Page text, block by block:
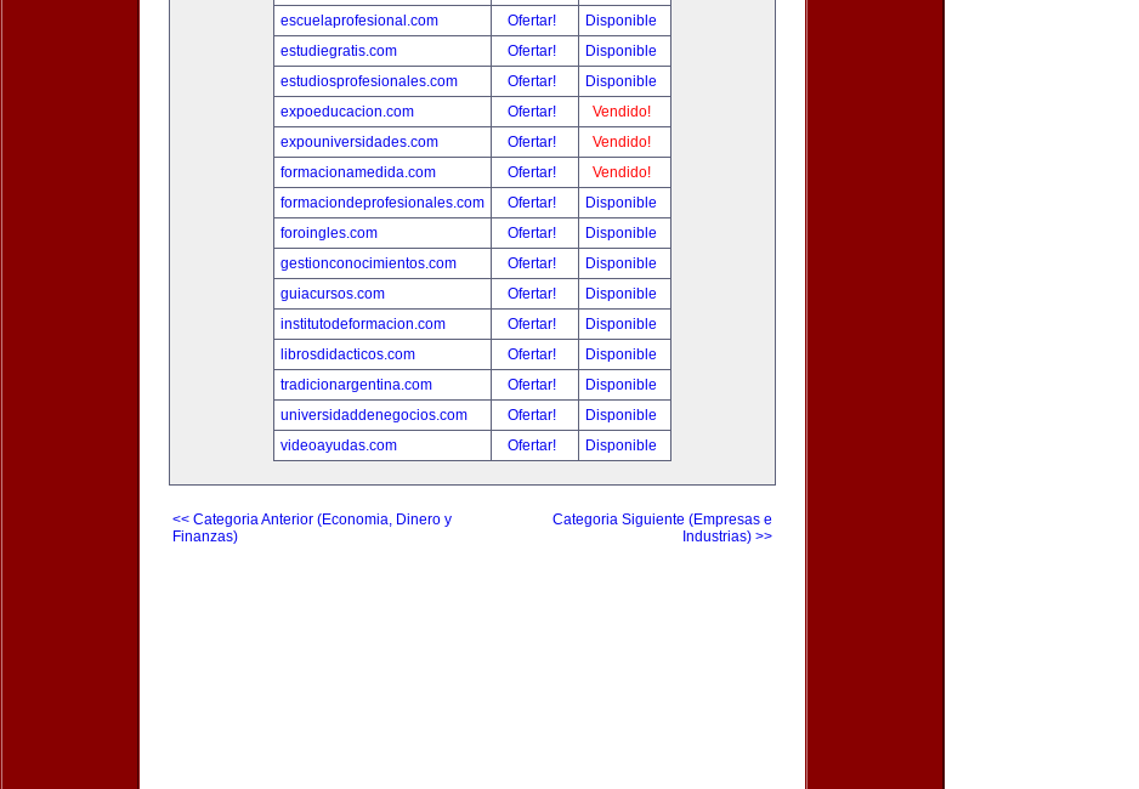
escuelaprofesional.com
Ofertar!
Disponible
estudiegratis.com
Ofertar!
Disponible
estudiosprofesionales.com
Ofertar!
Disponible
expoeducacion.com
Ofertar!
Vendido!
expouniversidades.com
Ofertar!
Vendido!
formacionamedida.com
Ofertar!
Vendido!
formaciondeprofesionales.com
Ofertar!
Disponible
foroingles.com
Ofertar!
Disponible
gestionconocimientos.com
Ofertar!
Disponible
guiacursos.com
Ofertar!
Disponible
institutodeformacion.com
Ofertar!
Disponible
librosdidacticos.com
Ofertar!
Disponible
tradicionargentina.com
Ofertar!
Disponible
universidaddenegocios.com
Ofertar!
Disponible
videoayudas.com
Ofertar! Disponible
<< Categoria Anterior (Economia, Dinero y
Finanzas)
Categoria Siguiente (Empresas e
Industrias) >>